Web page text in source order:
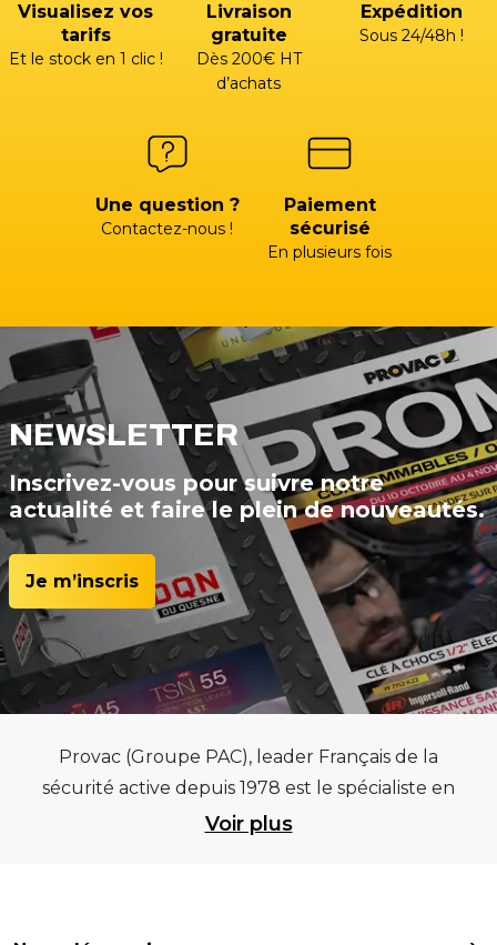
Visualisez vos
tarifs
Et le stock en 1 clic !
Livraison
gratuite
Dès 200€ HT
d’achats
Expédition
Sous 24/48h !
Une question ?
Contactez-nous !
Paiement
sécurisé
En plusieurs fois
NEWSLETTER
Inscrivez-vous pour suivre notre
actualité et faire le plein de nouveautés.
Je m’inscris
Provac (Groupe PAC), leader Français de la
sécurité active depuis 1978 est le spécialiste en
équipements pour garages et centres
Voir plus